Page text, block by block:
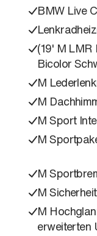
BMW Live
(19' M
Bicolor
M
M
M Sport
M
M
M
M
erweiterten